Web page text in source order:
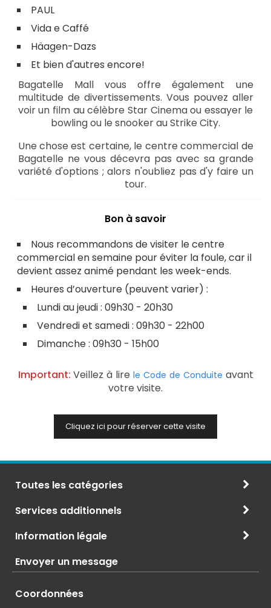
PAUL
Vida e Caffé
Häagen-Dazs
Et bien d'autres encore!
Bagatelle Mall vous offre également une
multitude de divertissements. Vous pouvez aller
voir un film au célèbre Star Cinema ou essayer le
bowling ou le snooker au Strike City.
Une chose est certaine, le centre commercial de
Bagatelle ne vous décevra pas avec sa grande
variété d'options ; alors n'oubliez pas d'y faire un
tour.
Bon à savoir
Nous recommandons de visiter le centre
commercial en semaine pour éviter la foule, car il
devient assez animé pendant les week-ends.
Heures d’ouverture (peuvent varier) :
Lundi au jeudi : 09h30 - 20h30
Vendredi et samedi : 09h30 - 22h00
Dimanche : 09h30 - 15h00
Important: Veillez à lire le Code de Conduite avant
votre visite.
Cliquez ici pour réserver cette visite
Toutes les catégories
Services additionnels
Information légale
Envoyer un message
Coordonnées